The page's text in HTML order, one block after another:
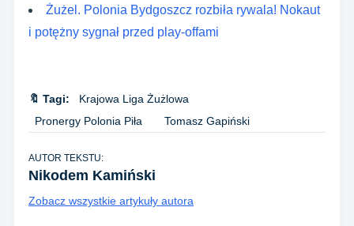
Żużel. Polonia Bydgoszcz rozbiła rywala! Nokaut
i potężny sygnał przed play-offami
🔖 Tagi:
Krajowa Liga Żużlowa
Pronergy Polonia Piła
Tomasz Gapiński
AUTOR TEKSTU:
Nikodem Kamiński
Zobacz wszystkie artykuły autora